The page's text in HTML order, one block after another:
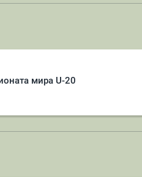
мира U-20